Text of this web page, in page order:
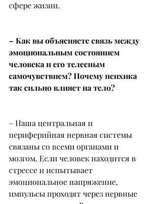
сфере жизни.
– Как вы объясняете связь между
эмоциональным состоянием
человека и его телесным
самочувствием? Почему психика
так сильно влияет на тело?
– Наша центральная и
периферийная нервная системы
связаны со всеми органами и
мозгом. Если человек находится в
стрессе и испытывает
эмоциональное напряжение,
импульсы проходят через нервные